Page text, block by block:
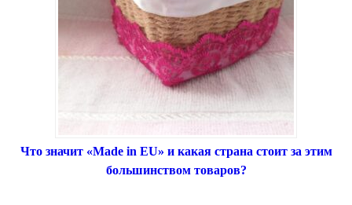
Что значит «Made in EU» и какая страна стоит за этим
большинством товаров?